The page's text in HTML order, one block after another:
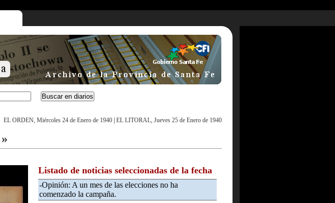
EL ORDEN, Miércoles 24 de Enero de 1940 EL LITORAL, Jueves 25 de Enero de 1940
»
Listado de noticias seleccionadas de la fecha
-Opinión: A un mes de las elecciones no ha
comenzado la campaña.